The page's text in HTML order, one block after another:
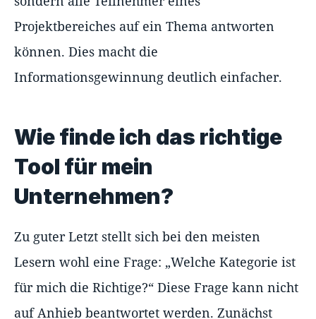
Projektbereiches auf ein Thema antworten
können. Dies macht die
Informationsgewinnung deutlich einfacher.
Wie finde ich das richtige
Tool für mein
Unternehmen?
Zu guter Letzt stellt sich bei den meisten
Lesern wohl eine Frage: „Welche Kategorie ist
für mich die Richtige?“ Diese Frage kann nicht
auf Anhieb beantwortet werden. Zunächst